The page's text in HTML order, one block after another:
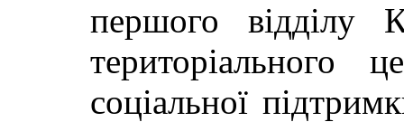
першого відділу
територіального
соціальної